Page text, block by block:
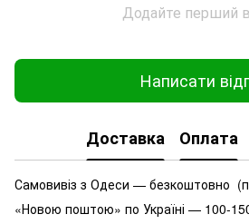
Додайте перший
Написати
Доставка Оплата
Самовивіз з Одеси — безкоштовно
«Новою поштою» по Україні — 100-